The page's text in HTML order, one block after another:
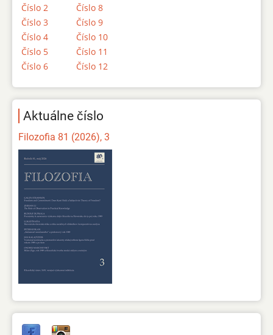
Číslo 2
Číslo 3
Číslo 4
Číslo 5
Číslo 6
Číslo 8
Číslo 9
Číslo 10
Číslo 11
Číslo 12
Aktuálne číslo
Filozofia 81 (2026), 3